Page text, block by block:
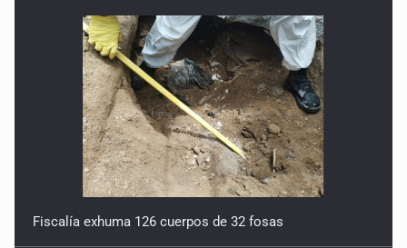
Fiscalía exhuma 126 cuerpos de 32 fosas